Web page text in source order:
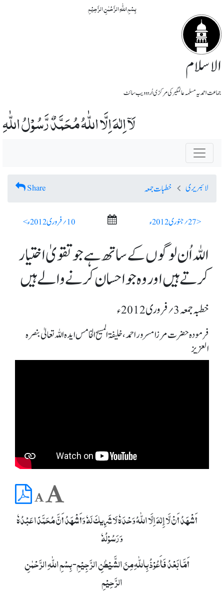
بِسۡمِ اللّٰہِ الرَّحۡمٰنِ الرَّحِیۡمِ
الاسلام
جماعت احمدیہ مسلمہ عالمگیر کی مرکزی اُردو ویب سائٹ
لَآ اِلٰہَ اِلَّا اللّٰہُ مُحَمَّدٌ رَّسُوْلُ اللّٰہِ
لائبریری خطبات جمعہ Share
< 27؍ جنوری 2012ء 10؍ فروری 2012ء >
اللہ اُن لوگوں کے ساتھ ہے جو تقویٰ اختیار
کرتے ہیں اور وہ جو احسان کرنے والے ہیں
خطبہ جمعہ 3؍ فروری 2012ء
فرمودہ حضرت مرزا مسرور احمد، خلیفۃ المسیح الخامس ایدہ اللہ تعالیٰ بنصرہ
العزیز
أَشْھَدُ أَنْ لَّا إِلٰہَ اِلَّا اللّٰہُ وَحْدَہٗ لَا شَرِیکَ لَہٗ وَأَشْھَدُ أَنَّ مُحَمَّدًا عَبْدُہٗ
وَ رَسُوْلُہٗ
أَمَّا بَعْدُ فَأَعُوْذُ بِاللّٰہِ مِنَ الشَّیْطٰنِ الرَّجِیْمِ- بِسْمِ اللّٰہِ الرَّحْمٰنِ
الرَّحِیْمِ